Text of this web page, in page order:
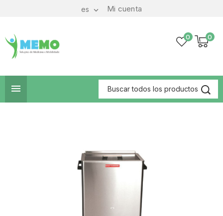
Mi cuenta
es 
0
0
